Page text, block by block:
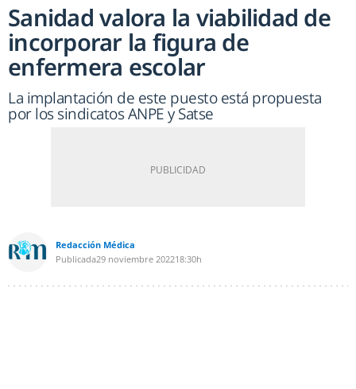
Sanidad valora la viabilidad de
incorporar la figura de
enfermera escolar
La implantación de este puesto está propuesta
por los sindicatos ANPE y Satse
Redacción Médica
Publicada29 noviembre 202218:30h